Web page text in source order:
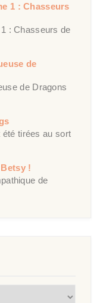
1 : Chasseurs
: Chasseurs de
de
de Dragons
été tirées au sort
!
de